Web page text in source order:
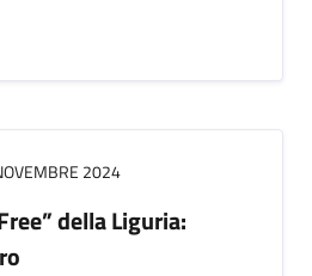
2024
della Liguria: